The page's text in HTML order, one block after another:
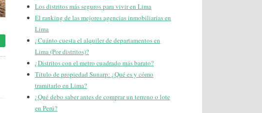
Los distritos más seguros para vivir en Lima
El ranking de las mejores agencias inmobiliarias en
Lima
¿Cuánto cuesta el alquiler de departamentos en
Lima (Por distritos)?
¿Distritos con el metro cuadrado más barato?
Título de propiedad Sunarp: ¿Qué es y cómo
tramitarlo en Lima?
¿Qué debo saber antes de comprar un terreno o lote
en Perú?